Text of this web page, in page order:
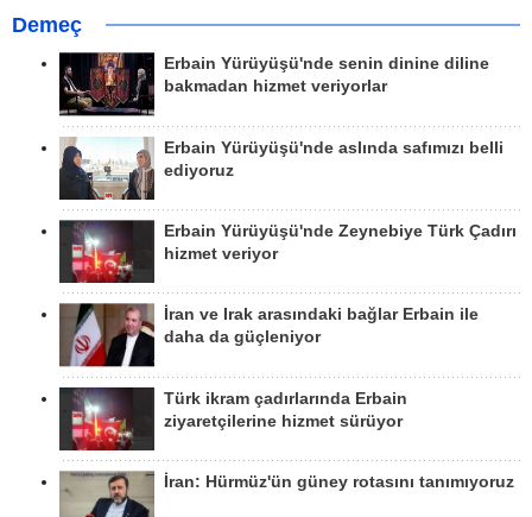
Demeç
Erbain Yürüyüşü'nde senin dinine diline
bakmadan hizmet veriyorlar
Erbain Yürüyüşü'nde aslında safımızı belli
ediyoruz
Erbain Yürüyüşü'nde Zeynebiye Türk Çadırı
hizmet veriyor
İran ve Irak arasındaki bağlar Erbain ile
daha da güçleniyor
Türk ikram çadırlarında Erbain
ziyaretçilerine hizmet sürüyor
İran: Hürmüz'ün güney rotasını tanımıyoruz